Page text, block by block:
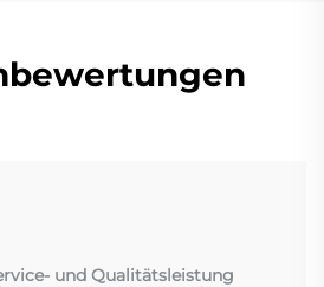
und Qualitätsleistung